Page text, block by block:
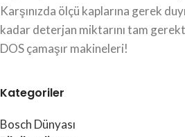
Karşınızda ölçü kaplarına gerek
kadar deterjan miktarını tam
DOS çamaşır makineleri!
Kategoriler
Bosch Dünyası